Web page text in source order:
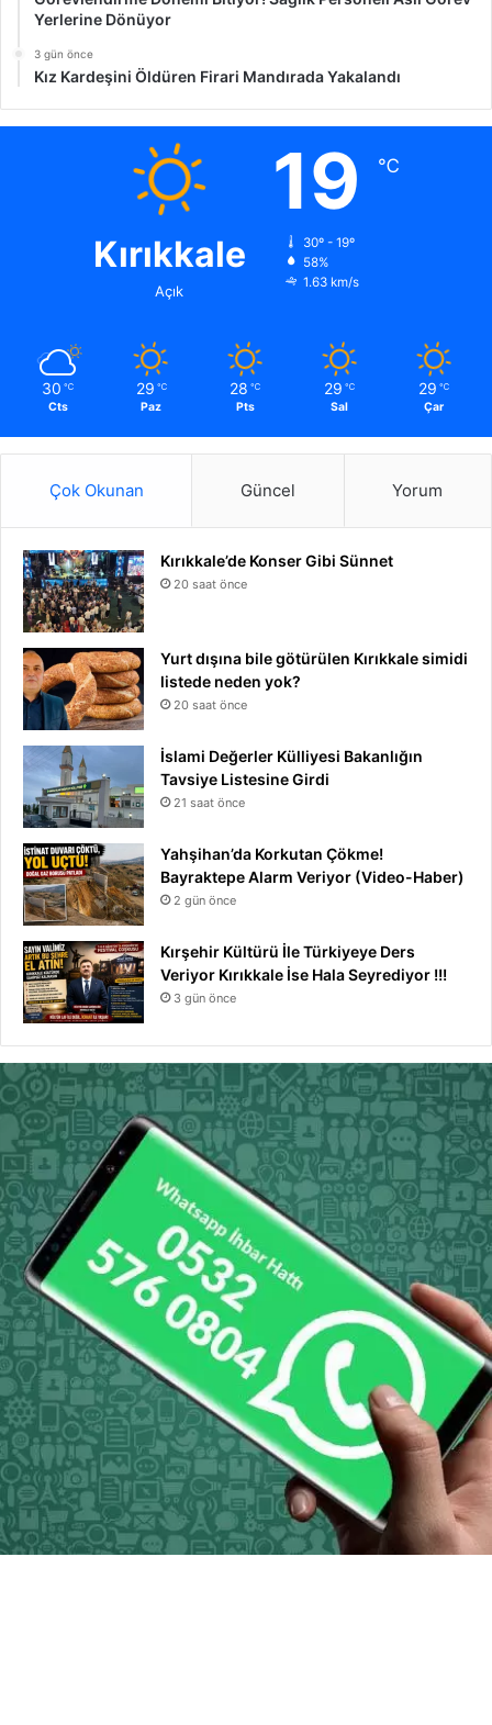
Yerlerine Dönüyor
3 gün önce
Kız Kardeşini Öldüren Firari Mandırada Yakalandı
Kırıkkale
Açık
19 ℃
30º - 19º
58%
1.63 km/s
30 ℃
Cts
29 ℃
Paz
28 ℃
Pts
29 ℃
Sal
29 ℃
Çar
Çok Okunan Güncel Yorum
Kırıkkale’de Konser Gibi Sünnet
20 saat önce
Yurt dışına bile götürülen Kırıkkale simidi
listede neden yok?
20 saat önce
İslami Değerler Külliyesi Bakanlığın
Tavsiye Listesine Girdi
21 saat önce
Yahşihan’da Korkutan Çökme!
Bayraktepe Alarm Veriyor (Video-Haber)
2 gün önce
Kırşehir Kültürü İle Türkiyeye Ders
Veriyor Kırıkkale İse Hala Seyrediyor !!!
3 gün önce